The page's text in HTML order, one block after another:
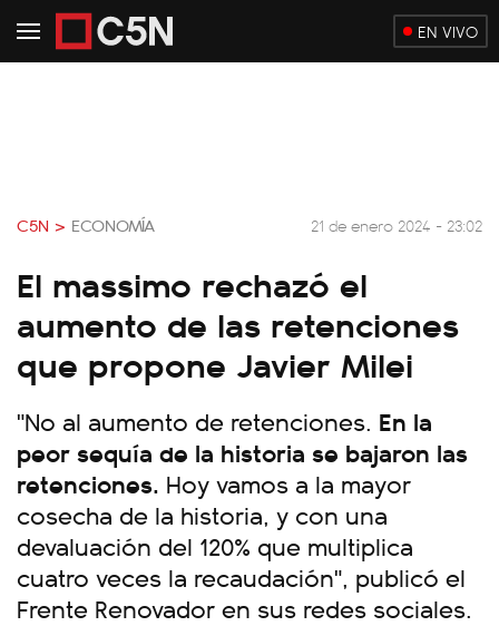
EN VIVO
C5N > ECONOMÍA 21 de enero 2024 - 23:02
El massimo rechazó el
aumento de las retenciones
que propone Javier Milei
"No al aumento de retenciones. En la
peor sequía de la historia se bajaron las
retenciones. Hoy vamos a la mayor
cosecha de la historia, y con una
devaluación del 120% que multiplica
cuatro veces la recaudación", publicó el
Frente Renovador en sus redes sociales.